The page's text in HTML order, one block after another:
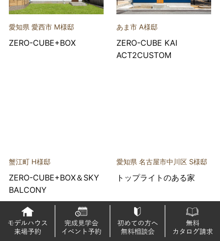
愛知県 愛西市 M様邸
ZERO-CUBE+BOX
あま市 A様邸
ZERO-CUBE KAI
ACT2CUSTOM
蟹江町 H様邸
ZERO-CUBE+BOX＆SKY
BALCONY
愛知県 名古屋市中川区 S様邸
トップライトのある家